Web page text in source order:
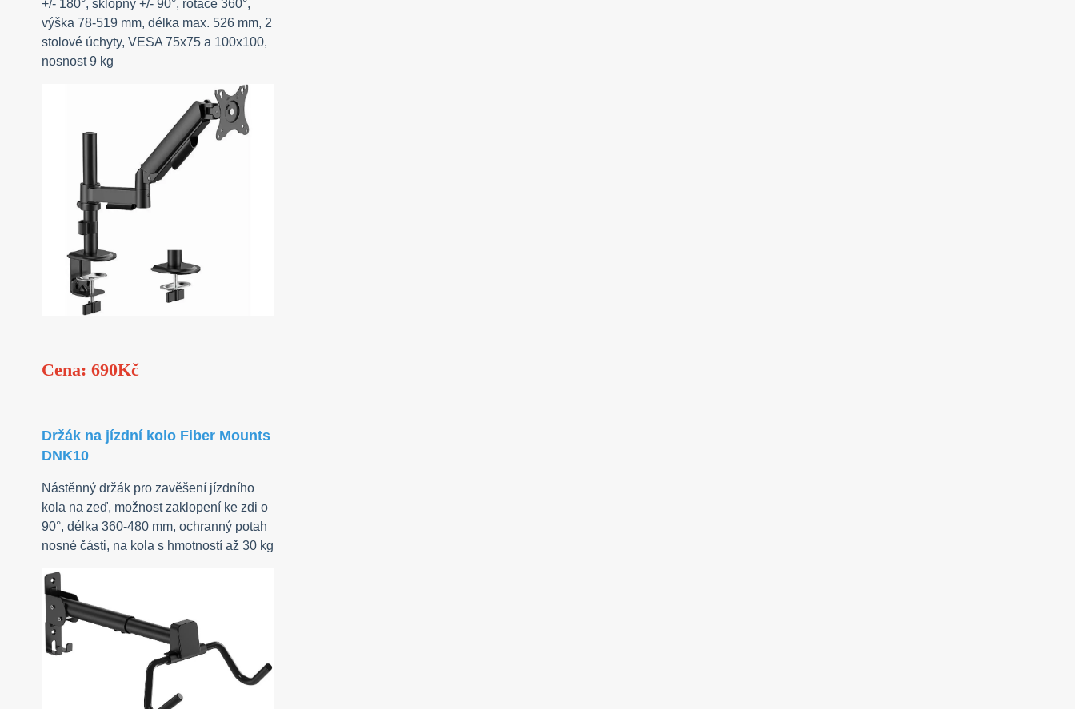
+/- 180°, sklopný +/- 90°, rotace 360°,
výška 78-519 mm, délka max. 526 mm, 2
stolové úchyty, VESA 75x75 a 100x100,
nosnost 9 kg
Cena: 690Kč
Držák na jízdní kolo Fiber Mounts
DNK10
Nástěnný držák pro zavěšení jízdního
kola na zeď, možnost zaklopení ke zdi o
90°, délka 360-480 mm, ochranný potah
nosné části, na kola s hmotností až 30 kg